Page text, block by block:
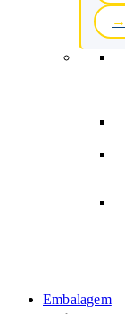
Embalagem